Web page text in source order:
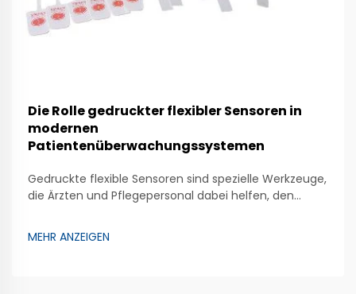
Die Rolle gedruckter flexibler Sensoren in
modernen
Patientenüberwachungssystemen
Gedruckte flexible Sensoren sind spezielle Werkzeuge,
die Ärzten und Pflegepersonal dabei helfen, den
dehnen, wodurch sie vielseitig einsetzbar sind. Sie
MEHR ANZEIGEN